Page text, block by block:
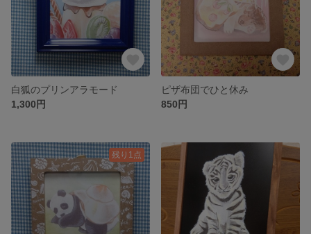
白狐のプリンアラモード
1,300円
ピザ布団でひと休み
850円
残り1点